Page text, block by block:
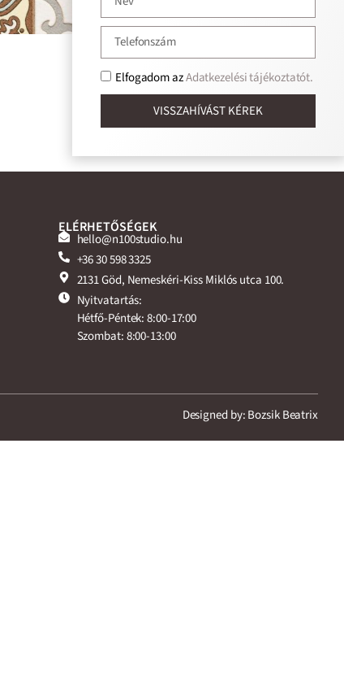
ELÉRHETŐSÉGEK
hello@n100studio.hu
+36 30 598 3325
2131 Göd, Nemeskéri-Kiss Miklós utca 100.
Nyitvatartás:
Hétfő-Péntek: 8:00-17:00
Szombat: 8:00-13:00
Designed by: Bozsik Beatrix
Elfogadom azAdatkezelési tájékoztatót.
VISSZAHÍVÁST KÉREK